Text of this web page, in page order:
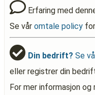
Erfaring med
Se vår omtale policy
Din bedrift? Se
eller registrer din
For mer informasjon